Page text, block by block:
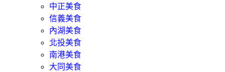
中正美食
信義美食
內湖美食
北投美食
南港美食
大同美食